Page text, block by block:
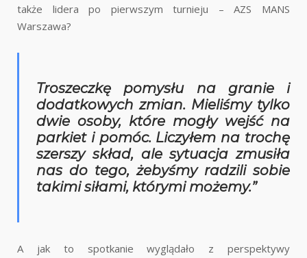
także lidera po pierwszym turnieju – AZS MANS
Warszawa?
Troszeczkę pomysłu na granie i
dodatkowych zmian. Mieliśmy tylko
dwie osoby, które mogły wejść na
parkiet i pomóc. Liczyłem na trochę
szerszy skład, ale sytuacja zmusiła
nas do tego, żebyśmy radzili sobie
takimi siłami, którymi możemy.”
A jak to spotkanie wyglądało z perspektywy